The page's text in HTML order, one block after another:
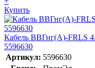
Купить
Кабель ВВГнг(А)-FRLS
5596630
Артикул: 5596630